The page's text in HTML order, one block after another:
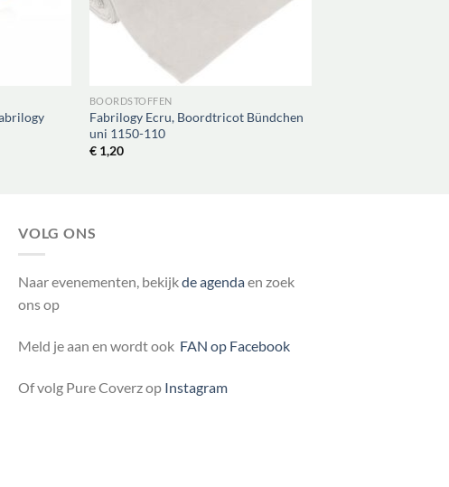
BOORDSTOFFEN
Fabrilogy Ecru, Boordtricot Bündchen
uni 1150-110
€1,20
VOLG ONS
Naar evenementen, bekijkde agendaen zoek
ons op
Meld je aan en wordt ook FAN op Facebook
Of volg Pure Coverz op Instagram